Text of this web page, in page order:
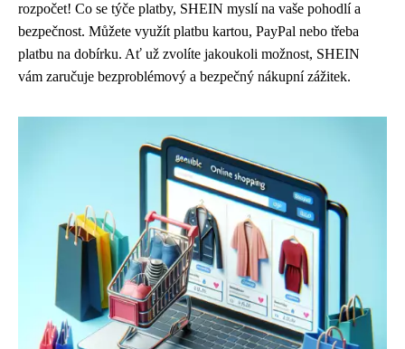
rozpočet! Co se týče platby, SHEIN myslí na vaše pohodlí a
bezpečnost. Můžete využít platbu kartou, PayPal nebo třeba
platbu na dobírku. Ať už zvolíte jakoukoli možnost, SHEIN
vám zaručuje bezproblémový a bezpečný nákupní zážitek.